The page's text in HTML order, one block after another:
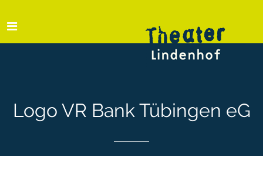
Logo VR Bank Tübingen eG